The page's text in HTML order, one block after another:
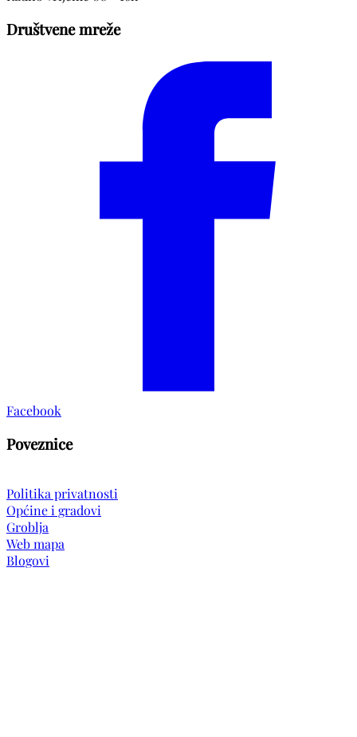
Društvene mreže
Facebook
Poveznice
Politika privatnosti
Općine i gradovi
Groblja
Web mapa
Blogovi